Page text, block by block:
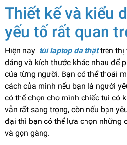
Thiết kế và kiểu
yếu tố rất quan
Hiện nay túi laptop da thậttrên thị
dáng và kích thước khác nhau để
của từng người. Bạn có thể thoải
cách của mình nếu bạn là người
có thể chọn cho mình chiếc túi có
vẫn rất sang trọng, còn nếu bạn
đại thì bạn có thể lựa chọn những
và gọn gàng.